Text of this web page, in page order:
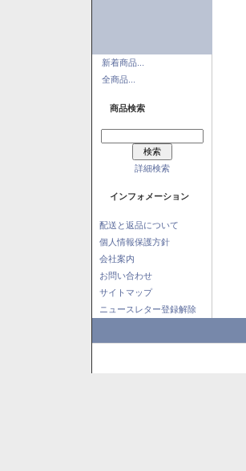
新着商品...
全商品...
商品検索
詳細検索
インフォメーション
配送と返品について
個人情報保護方針
会社案内
お問い合わせ
サイトマップ
ニュースレター登録解除